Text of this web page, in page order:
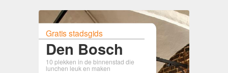
Gratis stadsgids
Den Bosch
10 plekken in de binnenstad die
lunchen leuk en maken